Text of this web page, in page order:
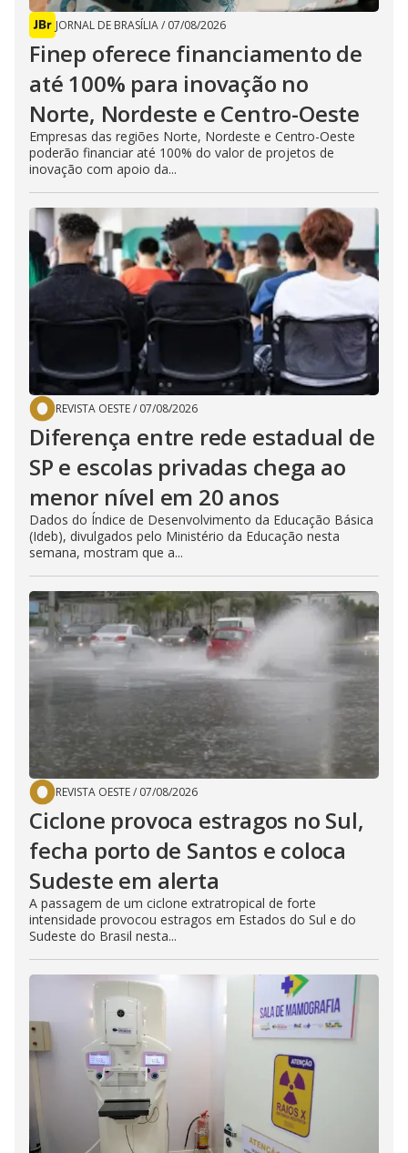
JORNAL DE BRASÍLIA/ 07/08/2026
Finep oferece financiamento de
até 100% para inovação no
Norte, Nordeste e Centro-Oeste
Empresas das regiões Norte, Nordeste e Centro-Oeste
poderão financiar até 100% do valor de projetos de
inovação com apoio da...
REVISTA OESTE/ 07/08/2026
Diferença entre rede estadual de
SP e escolas privadas chega ao
menor nível em 20 anos
Dados do Índice de Desenvolvimento da Educação Básica
(Ideb), divulgados pelo Ministério da Educação nesta
semana, mostram que a...
REVISTA OESTE/ 07/08/2026
Ciclone provoca estragos no Sul,
fecha porto de Santos e coloca
Sudeste em alerta
A passagem de um ciclone extratropical de forte
intensidade provocou estragos em Estados do Sul e do
Sudeste do Brasil nesta...